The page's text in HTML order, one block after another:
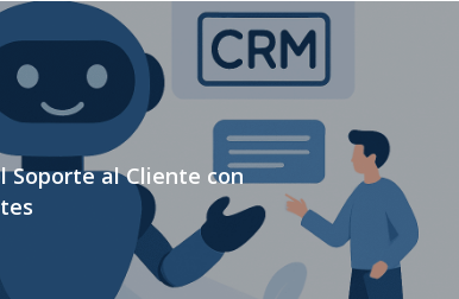
Soporte al Cliente con